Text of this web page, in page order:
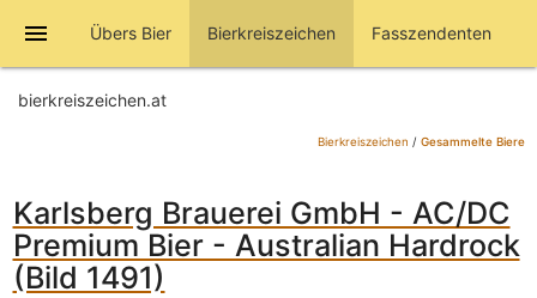
menu Übers Bier Bierkreiszeichen Fasszendenten
bierkreiszeichen.at
Bierkreiszeichen / Gesammelte Biere
Karlsberg Brauerei GmbH - AC/DC
Premium Bier - Australian Hardrock
(Bild 1491)